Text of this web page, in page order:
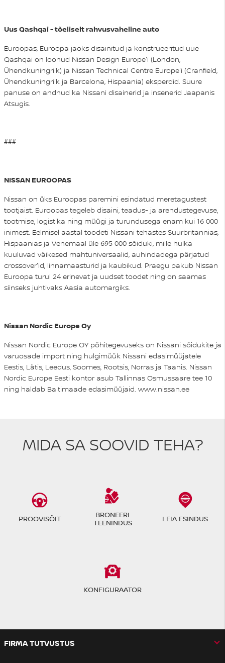
Uus Qashqai - tõeliselt rahvusvaheline auto
Euroopas, Euroopa jaoks disainitud ja konstrueeritud uue
Qashqai on loonud Nissan Design Europe'i (London,
Ühendkuningriik) ja Nissan Technical Centre Europe'i (Cranfield,
Ühendkuningriik ja Barcelona, Hispaania) eksperdid. Suure
panuse on andnud ka Nissani disainerid ja insenerid Jaapanis
Atsugis.
###
NISSAN EUROOPAS
Nissan on üks Euroopas paremini esindatud meretagustest
tootjaist. Euroopas tegeleb disaini, teadus- ja arendustegevuse,
tootmise, logistika ning müügi ja turundusega enam kui 16 000
inimest. Eelmisel aastal toodeti Nissani tehastes Suurbritannias,
Hispaanias ja Venemaal üle 695 000 sõiduki, mille hulka
kuuluvad väikesed mahtuniversaalid, auhindadega pärjatud
crossover'id, linnamaasturid ja kaubikud. Praegu pakub Nissan
Euroopa turul 24 erinevat ja uudset toodet ning on saamas
siinseks juhtivaks Aasia automargiks.
Nissan Nordic Europe Oy
Nissan Nordic Europe OY põhitegevuseks on Nissani sõidukite ja
varuosade import ning hulgimüük Nissani edasimüüjatele
Eestis, Lätis, Leedus, Soomes, Rootsis, Norras ja Taanis. Nissan
Nordic Europe Eesti kontor asub Tallinnas Osmussaare tee 10
ning haldab Baltimaade edasimüüjaid. www.nissan.ee
MIDA SA SOOVID TEHA?
PROOVISÕIT
BRONEERI
TEENINDUS
LEIA ESINDUS
KONFIGURAATOR
FIRMA TUTVUSTUS